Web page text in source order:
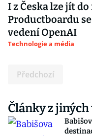
I z Česka lze jít
Productboardu
vedení OpenAI
Technologie a média
Předchozí
Články z